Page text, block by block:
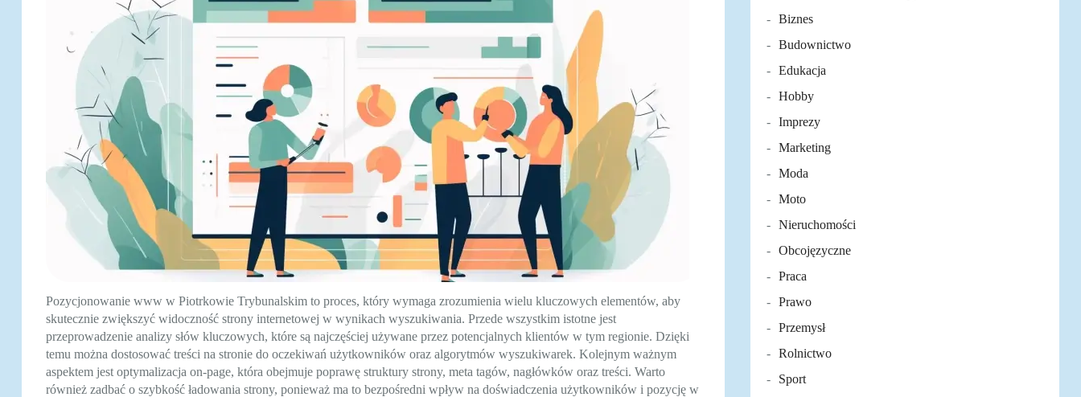
Pozycjonowanie www w Piotrkowie Trybunalskim to proces, który wymaga zrozumienia wielu kluczowych elementów, aby
skutecznie zwiększyć widoczność strony internetowej w wynikach wyszukiwania. Przede wszystkim istotne jest
przeprowadzenie analizy słów kluczowych, które są najczęściej używane przez potencjalnych klientów w tym regionie. Dzięki
temu można dostosować treści na stronie do oczekiwań użytkowników oraz algorytmów wyszukiwarek. Kolejnym ważnym
aspektem jest optymalizacja on-page, która obejmuje poprawę struktury strony, meta tagów, nagłówków oraz treści. Warto
również zadbać o szybkość ładowania strony, ponieważ ma to bezpośredni wpływ na doświadczenia użytkowników i pozycję w
Biznes
Budownictwo
Edukacja
Hobby
Imprezy
Marketing
Moda
Moto
Nieruchomości
Obcojęzyczne
Praca
Prawo
Przemysł
Rolnictwo
Sport